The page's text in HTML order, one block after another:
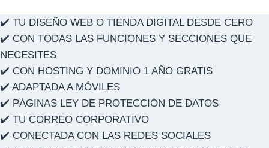
✔️ TU DISEÑO WEB O TIENDA DIGITAL DESDE CERO
✔️ CON TODAS LAS FUNCIONES Y SECCIONES QUE
NECESITES
✔️ CON HOSTING Y DOMINIO 1 AÑO GRATIS
✔️ ADAPTADA A MÓVILES
✔️ PÁGINAS LEY DE PROTECCIÓN DE DATOS
✔️ TU CORREO CORPORATIVO
✔️ CONECTADA CON LAS REDES SOCIALES